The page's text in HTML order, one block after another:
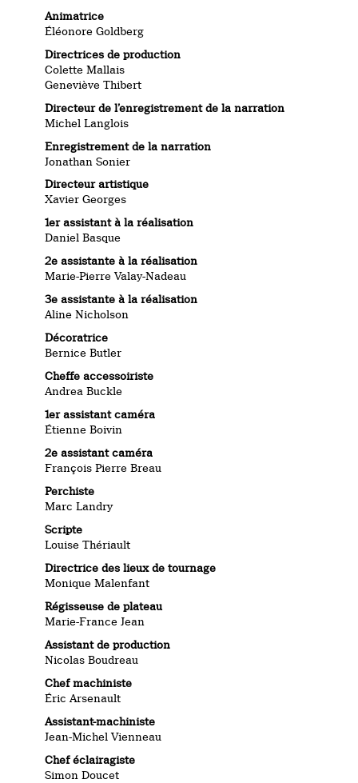
Animatrice
Éléonore Goldberg
Directrices de production
Colette Mallais
Geneviève Thibert
Directeur de l’enregistrement de la narration
Michel Langlois
Enregistrement de la narration
Jonathan Sonier
Directeur artistique
Xavier Georges
1er assistant à la réalisation
Daniel Basque
2e assistante à la réalisation
Marie-Pierre Valay-Nadeau
3e assistante à la réalisation
Aline Nicholson
Décoratrice
Bernice Butler
Cheffe accessoiriste
Andrea Buckle
1er assistant caméra
Étienne Boivin
2e assistant caméra
François Pierre Breau
Perchiste
Marc Landry
Scripte
Louise Thériault
Directrice des lieux de tournage
Monique Malenfant
Régisseuse de plateau
Marie-France Jean
Assistant de production
Nicolas Boudreau
Chef machiniste
Éric Arsenault
Assistant-machiniste
Jean-Michel Vienneau
Chef éclairagiste
Simon Doucet